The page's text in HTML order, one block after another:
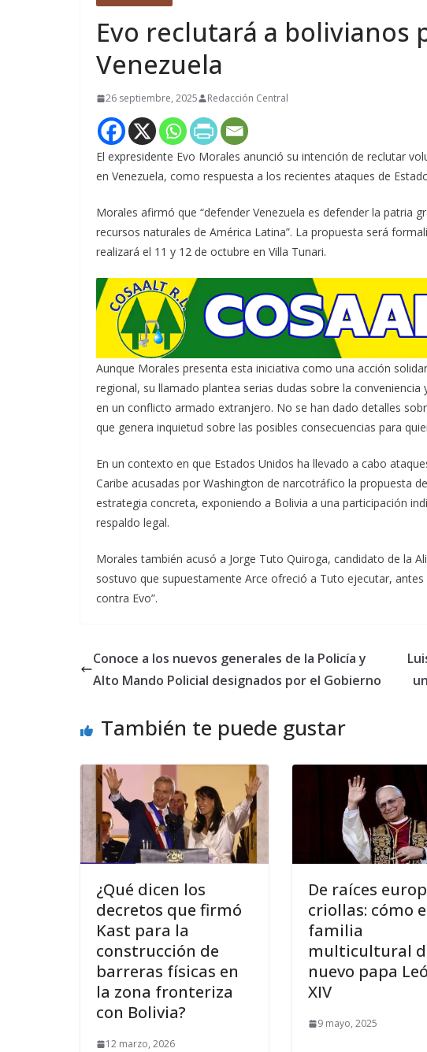
Evo reclutará a bolivianos
Venezuela
26 septiembre, 2025 Redacción Central
El expresidente Evo Morales anunció su intención de reclutar
en Venezuela, como respuesta a los recientes ataques de
Morales afirmó que “defender Venezuela es defender la patria
recursos naturales de América Latina”. La propuesta será
realizará el 11 y 12 de octubre en Villa Tunari.
Aunque Morales presenta esta iniciativa como una acción
regional, su llamado plantea serias dudas sobre la
en un conflicto armado extranjero. No se han dado detalles
que genera inquietud sobre las posibles consecuencias para
En un contexto en que Estados Unidos ha llevado a cabo
Caribe acusadas por Washington de narcotráfico la propuesta
estrategia concreta, exponiendo a Bolivia a una participación
respaldo legal.
Morales también acusó a Jorge Tuto Quiroga, candidato de la
sostuvo que supuestamente Arce ofreció a Tuto ejecutar,
contra Evo”.
Conoce a los nuevos generales de la Policía y
Alto Mando Policial designados por el Gobierno
También te puede gustar
¿Qué dicen los
decretos que firmó
Kast para la
construcción de
barreras físicas en
la zona fronteriza
con Bolivia?
12 marzo, 2026
De raíces
criollas: cómo
familia
multicultural
nuevo papa
XIV
9 mayo, 2025